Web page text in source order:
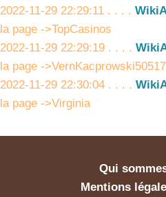
2022-11-29 22:29:11 . . . .
la page ->TopCasinos
2022-11-29 22:29:19 . . . .
la page ->VernKacprowski50517
2022-11-29 22:30:04 . . . .
la page ->Virginia
Qui
Mentions